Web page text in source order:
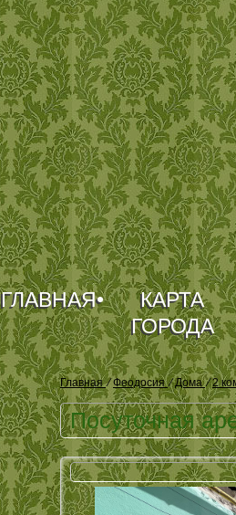
ГЛАВНАЯ•
КАРТА
ГОРОДА
Главная ⁄ Феодосия ⁄ Дома ⁄ 2
Посуточная